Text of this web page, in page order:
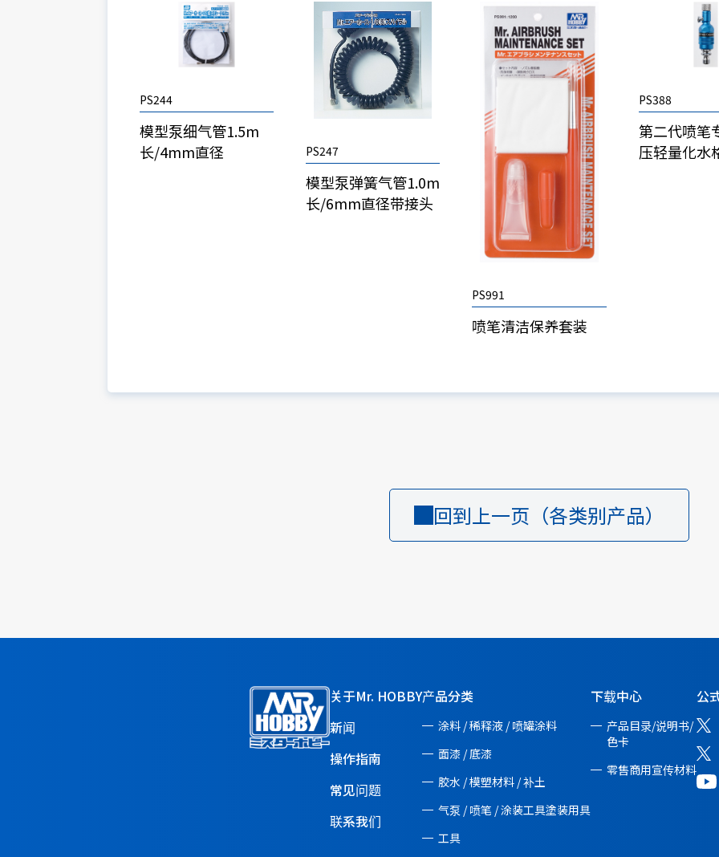
PS244
模型泵细气管1.5m
长/4mm直径
PS247
模型泵弹簧气管1.0m
长/6mm直径带接头
PS991
喷笔清洁保养套装
PS388
第二代喷笔
压轻量化水
回到上一页（各类别产品）
关于Mr. HOBBY
新闻
操作指南
常见问题
联系我们
产品分类
涂料 / 稀释液 / 喷罐涂料
面漆 / 底漆
胶水 / 模塑材料 / 补土
气泵 / 喷笔 / 涂装工具塗装用具
工具
下载中心
产品目录/说明书/
色卡
零售商用宣传材料
公